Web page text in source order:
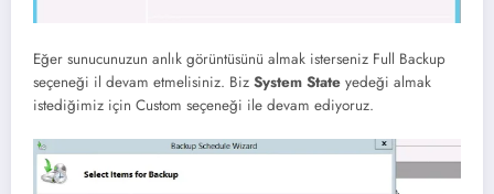
Eğer sunucunuzun anlık görüntüsünü almak isterseniz Full Backup
seçeneği il devam etmelisiniz. Biz System State yedeği almak
istediğimiz için Custom seçeneği ile devam ediyoruz.